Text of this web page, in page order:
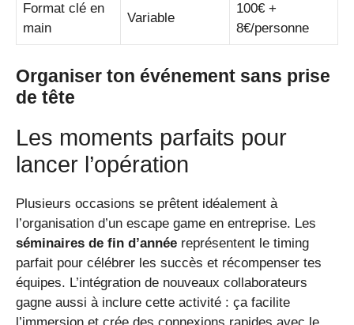
Format clé en
main
Variable
100€ +
8€/personne
Organiser ton événement sans prise
de tête
Les moments parfaits pour
lancer l’opération
Plusieurs occasions se prêtent idéalement à
l’organisation d’un escape game en entreprise. Les
séminaires de fin d’année représentent le timing
parfait pour célébrer les succès et récompenser tes
équipes. L’intégration de nouveaux collaborateurs
gagne aussi à inclure cette activité : ça facilite
l’immersion et crée des connexions rapides avec le